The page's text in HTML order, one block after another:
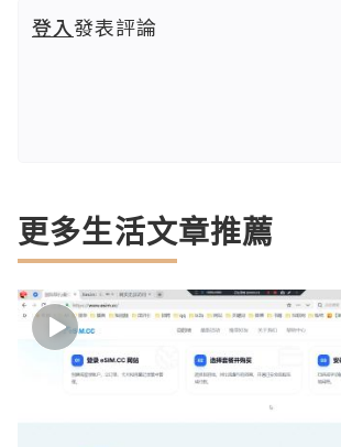
登入發表評論
更多生活文章推薦